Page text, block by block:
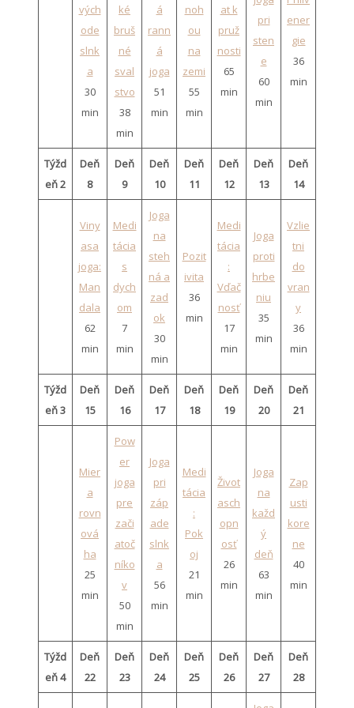
vých
ode
slnk
a
30
min
ké
bruš
né
sval
stvo
38
min
á
rann
á
joga
51
min
noh
ou
na
zemi
55
min
at k
pruž
nosti
65
min
pri
sten
e
60
min
ener
gie
36
min
Týžd
eň 2
Deň
8
Deň
9
Deň
10
Deň
11
Deň
12
Deň
13
Deň
14
Viny
asa
joga:
Man
dala
62
min
Medi
tácia
s
dych
om
7
min
Joga
na
steh
ná a
zad
ok
30
min
Pozit
ivita
36
min
Medi
tácia
:
Vďač
nosť
17
min
Joga
proti
hrbe
niu
35
min
Vzlie
tni
do
vran
y
36
min
Týžd
eň 3
Deň
15
Deň
16
Deň
17
Deň
18
Deň
19
Deň
20
Deň
21
Mier
a
rovn
ová
ha
25
min
Pow
er
joga
pre
zači
atoč
níko
v
50
min
Joga
pri
záp
ade
slnk
a
56
min
Medi
tácia
:
Pok
oj
21
min
Život
asch
opn
osť
26
min
Joga
na
každ
ý
deň
63
min
Zap
usti
kore
ne
40
min
Týžd
eň 4
Deň
22
Deň
23
Deň
24
Deň
25
Deň
26
Deň
27
Deň
28